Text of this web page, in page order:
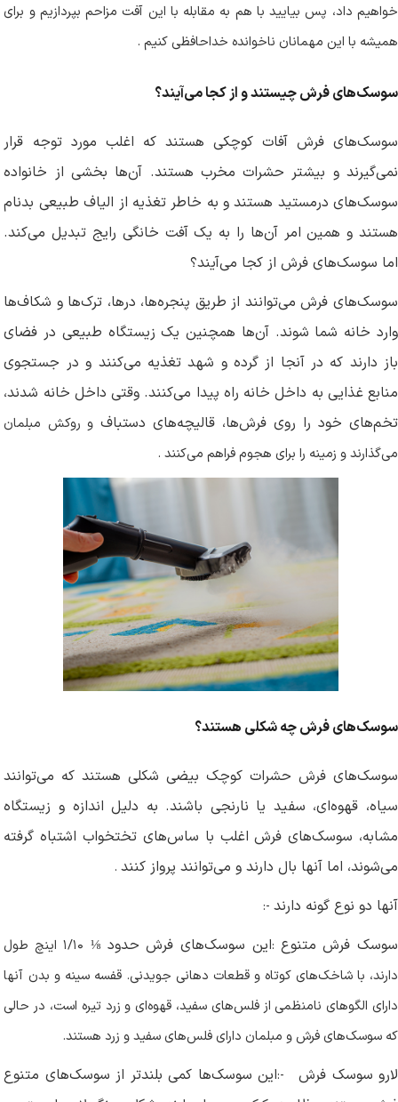
خواهیم داد، پس بیایید با هم به مقابله با این آفت مزاحم بپردازیم و برای
همیشه با این مهمانان ناخوانده خداحافظی کنیم .
سوسک‌های فرش چیستند و از کجا می‌آیند؟
سوسک‌های فرش آفات کوچکی هستند که اغلب مورد توجه قرار
نمی‌گیرند و بیشتر حشرات مخرب هستند. آن‌ها بخشی از خانواده
سوسک‌های درمستید هستند و به خاطر تغذیه از الیاف طبیعی بدنام
هستند و همین امر آن‌ها را به یک آفت خانگی رایج تبدیل می‌کند.
اما سوسک‌های فرش از کجا می‌آیند؟
سوسک‌های فرش می‌توانند از طریق پنجره‌ها، درها، ترک‌ها و شکاف‌ها
وارد خانه شما شوند. آن‌ها همچنین یک زیستگاه طبیعی در فضای
باز دارند که در آنجا از گرده و شهد تغذیه می‌کنند و در جستجوی
منابع غذایی به داخل خانه راه پیدا می‌کنند. وقتی داخل خانه شدند،
تخم‌های خود را روی فرش‌ها، قالیچه‌های دستباف و روکش مبلمان
می‌گذارند و زمینه را برای هجوم فراهم می‌کنند .
سوسک‌های فرش چه شکلی هستند؟
سوسک‌های فرش حشرات کوچک بیضی شکلی هستند که می‌توانند
سیاه، قهوه‌ای، سفید یا نارنجی باشند. به دلیل اندازه و زیستگاه
مشابه، سوسک‌های فرش اغلب با ساس‌های تختخواب اشتباه گرفته
می‌شوند، اما آنها بال دارند و می‌توانند پرواز کنند .
آنها دو نوع گونه دارند :-
سوسک فرش متنوع :این سوسک‌های فرش حدود⅛ ۱/۱۰ اینچ طول
دارند، با شاخک‌های کوتاه و قطعات دهانی جویدنی. قفسه سینه و بدن آنها
دارای الگوهای نامنظمی از فلس‌های سفید، قهوه‌ای و زرد تیره است، در حالی
که سوسک‌های فرش و مبلمان دارای فلس‌های سفید و زرد هستند.
لارو سوسک فرش:-این سوسک‌ها کمی بلندتر از سوسک‌های متنوع